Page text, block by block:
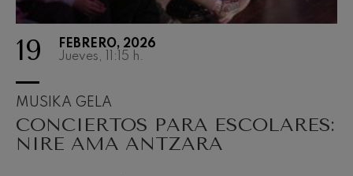
19
FEBRERO, 2026
Jueves, 11:15 h.
MUSIKA GELA
CONCIERTOS PARA ESCOLARES:
NIRE AMA ANTZARA